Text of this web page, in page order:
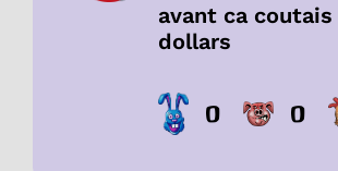
avant ca
dollars
0 0